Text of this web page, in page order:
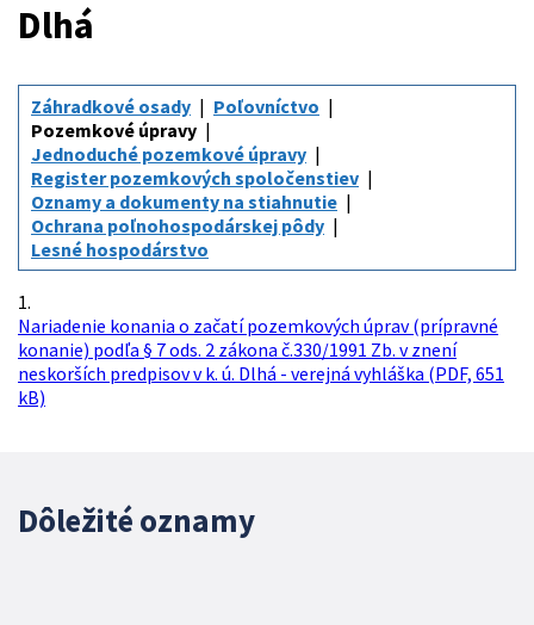
Dlhá
Záhradkové osady
Poľovníctvo
Pozemkové úpravy
Jednoduché pozemkové úpravy
Register pozemkových spoločenstiev
Oznamy a dokumenty na stiahnutie
Ochrana poľnohospodárskej pôdy
Lesné hospodárstvo
1.
Nariadenie konania o začatí pozemkových úprav (prípravné
konanie) podľa § 7 ods. 2 zákona č.330/1991 Zb. v znení
neskorších predpisov v k. ú. Dlhá - verejná vyhláška (PDF, 651
kB)
Dôležité oznamy